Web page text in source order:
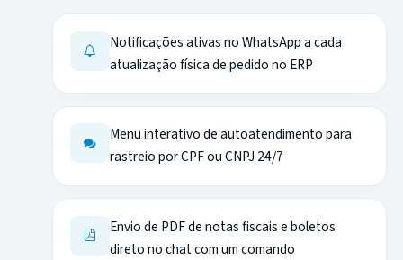
Notificações ativas no WhatsApp a cada
atualização física de pedido no ERP
Menu interativo de autoatendimento para
rastreio por CPF ou CNPJ 24/7
Envio de PDF de notas fiscais e boletos
direto no chat com um comando